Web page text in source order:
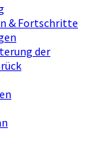
& Fortschritte
der